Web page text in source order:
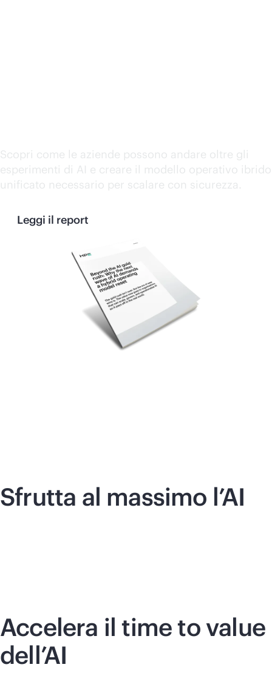
Scopri come le aziende possono andare oltre gli
esperimenti di AI e creare il modello operativo ibrido
unificato necessario per scalare con sicurezza.
Leggi il report
Sfrutta al massimo l’AI
Accelera il time to value
dell’AI